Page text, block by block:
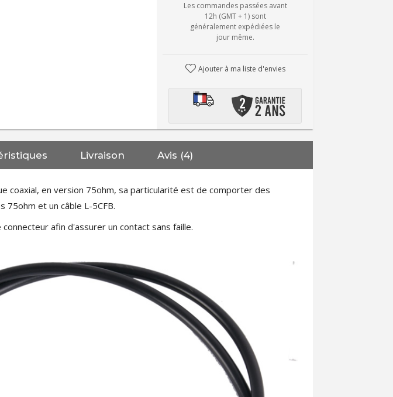
Les commandes passées avant
12h (GMT + 1) sont
généralement expédiées le
jour même.
Ajouter à ma liste d'envies
Livraison Avis (4)
coaxial, en version 75ohm, sa particularité est de comporter des
75ohm et un câble L-5CFB.
afin d'assurer un contact sans faille.